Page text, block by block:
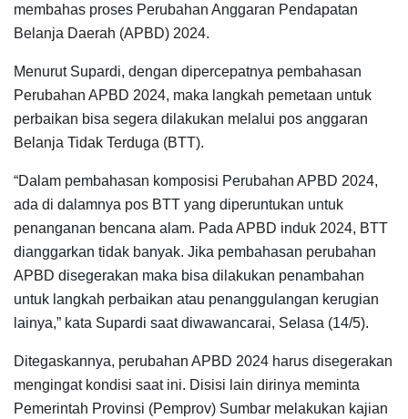
membahas proses Perubahan Anggaran Pendapatan
Belanja Daerah (APBD) 2024.
Menurut Supardi, dengan dipercepatnya pembahasan
Perubahan APBD 2024, maka langkah pemetaan untuk
perbaikan bisa segera dilakukan melalui pos anggaran
Belanja Tidak Terduga (BTT).
“Dalam pembahasan komposisi Perubahan APBD 2024,
ada di dalamnya pos BTT yang diperuntukan untuk
penanganan bencana alam. Pada APBD induk 2024, BTT
dianggarkan tidak banyak. Jika pembahasan perubahan
APBD disegerakan maka bisa dilakukan penambahan
untuk langkah perbaikan atau penanggulangan kerugian
lainya,” kata Supardi saat diwawancarai, Selasa (14/5).
Ditegaskannya, perubahan APBD 2024 harus disegerakan
mengingat kondisi saat ini. Disisi lain dirinya meminta
Pemerintah Provinsi (Pemprov) Sumbar melakukan kajian